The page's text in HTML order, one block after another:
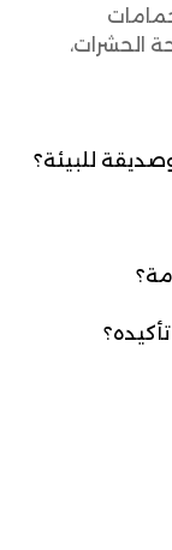
الحشرات،
للبيئة؟